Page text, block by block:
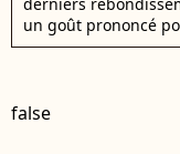
un goût prononcé
false